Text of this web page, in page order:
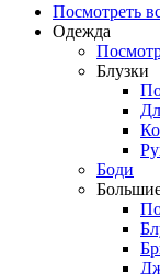
Посмотреть
Одежда
Блузки
Боди